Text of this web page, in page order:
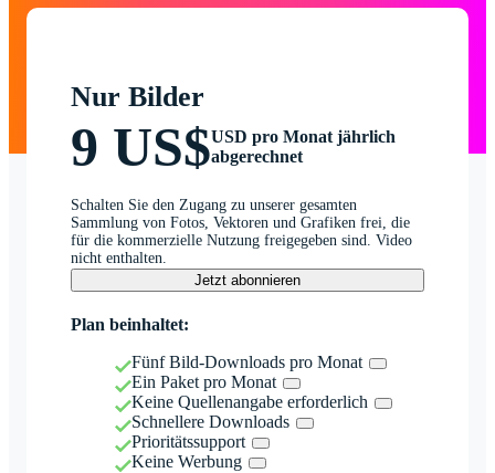
Nur Bilder
9 US$USD pro Monat jährlich
abgerechnet
Schalten Sie den Zugang zu unserer gesamten
Sammlung von Fotos, Vektoren und Grafiken frei, die
für die kommerzielle Nutzung freigegeben sind. Video
nicht enthalten.
Jetzt abonnieren
Plan beinhaltet:
Fünf Bild-Downloads pro Monat
Ein Paket pro Monat
Keine Quellenangabe erforderlich
Schnellere Downloads
Prioritätssupport
Keine Werbung